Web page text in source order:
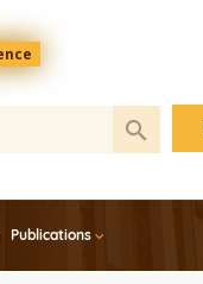
Publications